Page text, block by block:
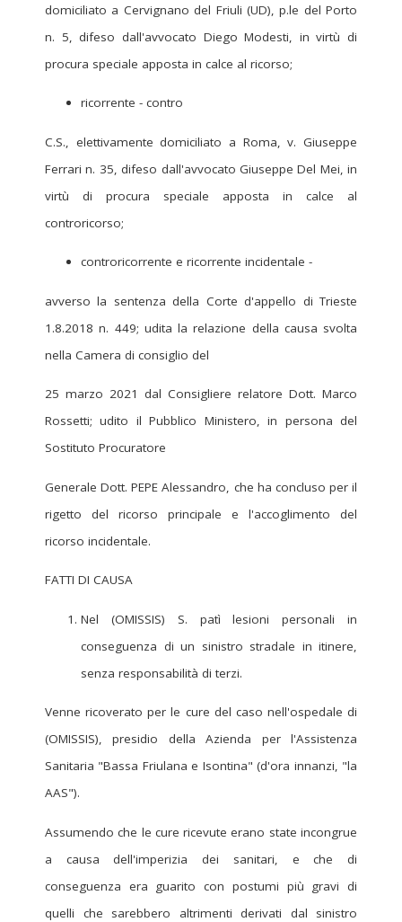
domiciliato a Cervignano del Friuli (UD), p.le del Porto
n. 5, difeso dall'avvocato Diego Modesti, in virtù di
procura speciale apposta in calce al ricorso;
ricorrente - contro
C.S., elettivamente domiciliato a Roma, v. Giuseppe
Ferrari n. 35, difeso dall'avvocato Giuseppe Del Mei, in
virtù di procura speciale apposta in calce al
controricorso;
controricorrente e ricorrente incidentale -
avverso la sentenza della Corte d'appello di Trieste
1.8.2018 n. 449; udita la relazione della causa svolta
nella Camera di consiglio del
25 marzo 2021 dal Consigliere relatore Dott. Marco
Rossetti; udito il Pubblico Ministero, in persona del
Sostituto Procuratore
Generale Dott. PEPE Alessandro, che ha concluso per il
rigetto del ricorso principale e l'accoglimento del
ricorso incidentale.
FATTI DI CAUSA
Nel (OMISSIS) S. patì lesioni personali in
conseguenza di un sinistro stradale in itinere,
senza responsabilità di terzi.
Venne ricoverato per le cure del caso nell'ospedale di
(OMISSIS), presidio della Azienda per l'Assistenza
Sanitaria "Bassa Friulana e Isontina" (d'ora innanzi, "la
AAS").
Assumendo che le cure ricevute erano state incongrue
a causa dell'imperizia dei sanitari, e che di
conseguenza era guarito con postumi più gravi di
quelli che sarebbero altrimenti derivati dal sinistro